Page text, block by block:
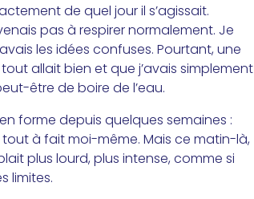
de quel jour il s’agissait.
pas à respirer normalement. Je
les idées confuses. Pourtant, une
allait bien et que j’avais simplement
être de boire de l’eau.
forme depuis quelques semaines :
à fait moi-même. Mais ce matin-là,
plus lourd, plus intense, comme si
limites.